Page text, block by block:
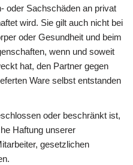
oder Sachschäden an privat
wird. Sie gilt auch nicht bei
oder Gesundheit und beim
wenn und soweit
hat, den Partner gegen
Ware selbst entstanden
oder beschränkt ist,
Haftung unserer
gesetzlichen